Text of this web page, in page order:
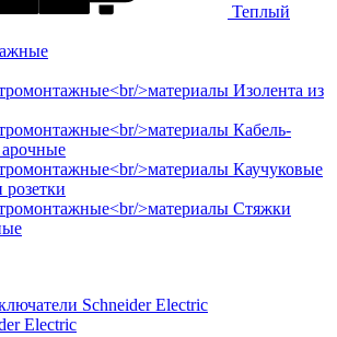
Теплый
Изолента из
Кабель-
Каучуковые
Стяжки
Schneider Electric
Electric